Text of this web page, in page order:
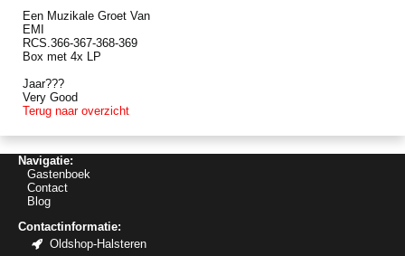
Een Muzikale Groet Van
EMI
RCS.366-367-368-369
Box met 4x LP
Jaar???
Very Good
Terug naar overzicht
Navigatie:
Gastenboek
Contact
Blog
Contactinformatie:
Oldshop-Halsteren